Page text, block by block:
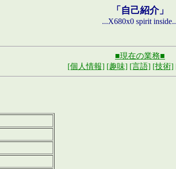
「自己紹介」
...X680x0 spirit
■現在の業務■
[個人情報] [趣味] [言語] [技術]